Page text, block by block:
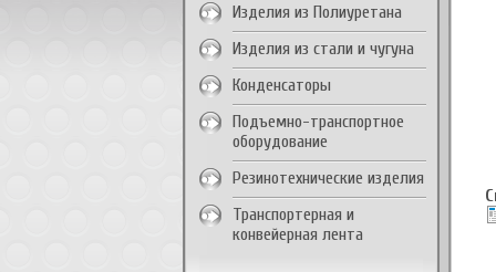
Изделия из Полиуретана
Изделия из стали и чугуна
Конденсаторы
Подъемно-транспортное
оборудование
Резинотехнические изделия
Транспортерная и
конвейерная лента